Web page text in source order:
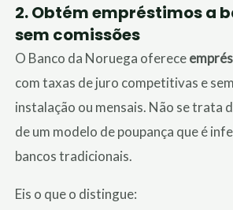
2.Obtém empréstimos a
sem comissões
O Banco da Noruega oferece
com taxas de juro competitivas e
instalação ou mensais. Não se trata
de um modelo de poupança que é
bancos tradicionais.
Eis o que o distingue: